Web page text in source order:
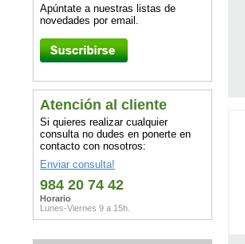
Apúntate a nuestras listas de
novedades por email.
Atención al cliente
Si quieres realizar cualquier
consulta no dudes en ponerte en
contacto con nosotros:
Enviar consulta!
984 20 74 42
Horario
Lunes-Viernes 9 a 15h.